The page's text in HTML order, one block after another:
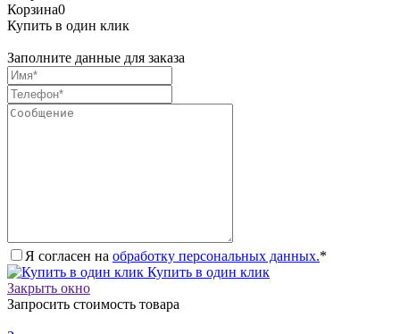
Корзина0
Купить в один клик
Заполните данные для заказа
Я согласен на обработку персональных данных.*
Купить в один клик
Закрыть окно
Запросить стоимость товара